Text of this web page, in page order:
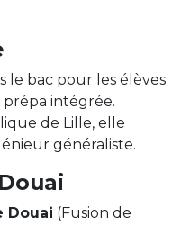
le bac pour les élèves
intégrée.
de Lille, elle
généraliste.
Douai (Fusion de